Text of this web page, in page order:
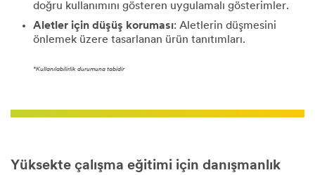
doğru kullanımını gösteren uygulamalı gösterimler.
Aletler için düşüş koruması: Aletlerin düşmesini
önlemek üzere tasarlanan ürün tanıtımları.
*Kullanılabilirlik durumuna tabidir
Yüksekte çalışma eğitimi için danışmanlık